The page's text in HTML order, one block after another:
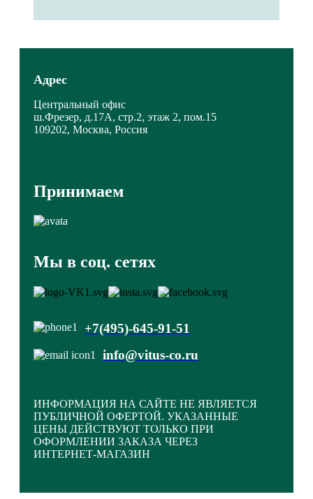
Адрес
Центральный офис
ш.Фрезер, д.17А, стр.2, этаж 2, пом.15
109202, Москва, Россия
Принимаем
Мы в соц. сетях
+7(495)-645-91-51
info@vitus-co.ru
ИНФОРМАЦИЯ НА САЙТЕ НЕ ЯВЛЯЕТСЯ
ПУБЛИЧНОЙ ОФЕРТОЙ. УКАЗАННЫЕ
ЦЕНЫ ДЕЙСТВУЮТ ТОЛЬКО ПРИ
ОФОРМЛЕНИИ ЗАКАЗА ЧЕРЕЗ
ИНТЕРНЕТ-МАГАЗИН